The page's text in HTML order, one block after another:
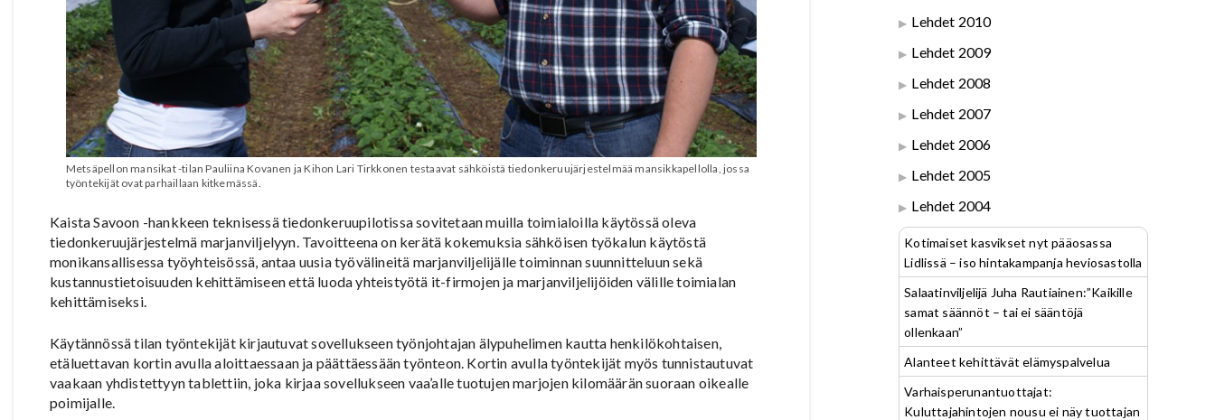
Metsäpellon mansikat -tilan Pauliina Kovanen ja Kihon Lari Tirkkonen testaavat sähköistä tiedonkeruujärjestelmää mansikkapellolla, jossa
työntekijät ovat parhaillaan kitkemässä.
Kaista Savoon -hankkeen teknisessä tiedonkeruupilotissa sovitetaan muilla toimialoilla käytössä oleva
tiedonkeruujärjestelmä marjanviljelyyn. Tavoitteena on kerätä kokemuksia sähköisen työkalun käytöstä
monikansallisessa työyhteisössä, antaa uusia työvälineitä marjanviljelijälle toiminnan suunnitteluun sekä
kustannustietoisuuden kehittämiseen että luoda yhteistyötä it-firmojen ja marjanviljelijöiden välille toimialan
kehittämiseksi.
Käytännössä tilan työntekijät kirjautuvat sovellukseen työnjohtajan älypuhelimen kautta henkilökohtaisen,
etäluettavan kortin avulla aloittaessaan ja päättäessään työnteon. Kortin avulla työntekijät myös tunnistautuvat
vaakaan yhdistettyyn tablettiin, joka kirjaa sovellukseen vaa’alle tuotujen marjojen kilomäärän suoraan oikealle
poimijalle.
Lehdet 2010
Lehdet 2009
Lehdet 2008
Lehdet 2007
Lehdet 2006
Lehdet 2005
Lehdet 2004
Kotimaiset kasvikset nyt pääosassa
Lidlissä – iso hintakampanja heviosastolla
Salaatinviljelijä Juha Rautiainen:”Kaikille
samat säännöt – tai ei sääntöjä
ollenkaan”
Alanteet kehittävät elämyspalvelua
Varhaisperunantuottajat:
Kuluttajahintojen nousu ei näy tuottajan